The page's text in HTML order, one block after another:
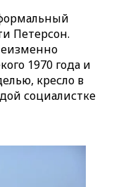
Петерсон.
1970 года и
кресло в
социалистке